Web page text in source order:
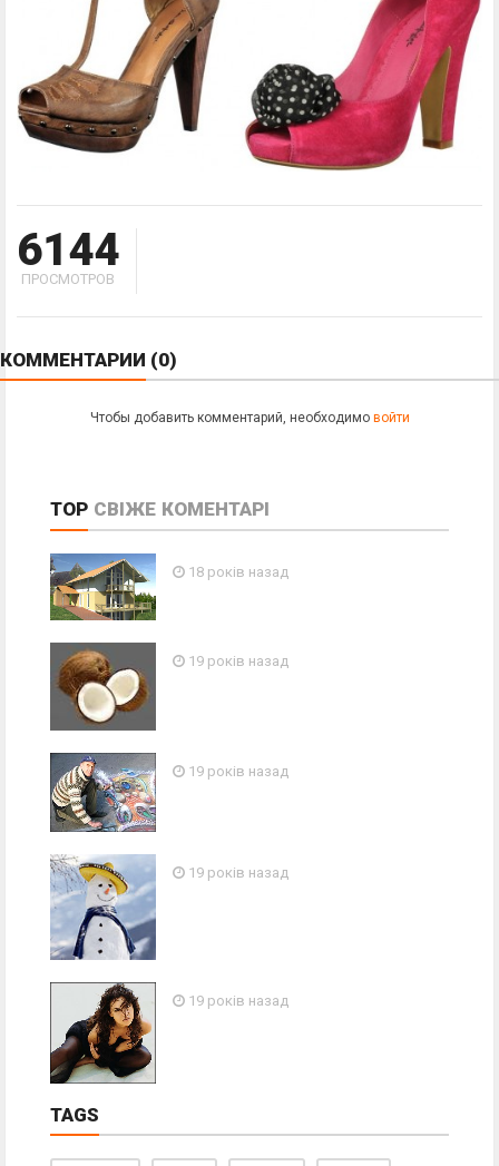
6144
ПРОСМОТРОВ
КОММЕНТАРИИ (0)
Чтобы добавить комментарий, необходимо войти
TOP СВІЖЕ КОМЕНТАРІ
18 років назад
19 років назад
19 років назад
19 років назад
19 років назад
TAGS